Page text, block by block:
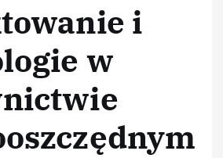
i
w